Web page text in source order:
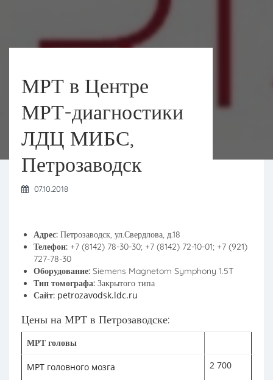
МРТ в Центре
МРТ-диагностики
ЛДЦ МИБС,
Петрозаводск
07.10.2018
Адрес: Петрозаводск, ул.Свердлова, д.18
Телефон: +7 (8142) 78-30-30; +7 (8142) 72-10-01; +7 (921)
727-78-30
Оборудование: Siemens Magnetom Symphony 1.5T
Тип томографа: Закрытого типа
Сайт: petrozavodsk.ldc.ru
Цены на МРТ в Петрозаводске:
МРТ головы
МРТ головного мозга 2 700